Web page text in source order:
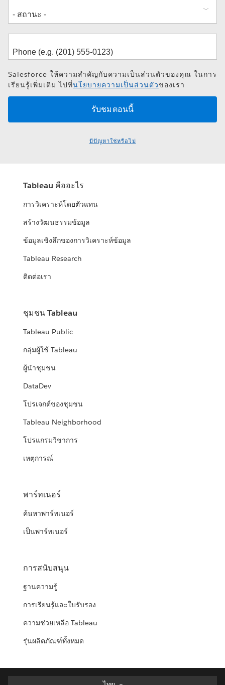
Salesforce ให้ความสำคัญกับความเป็นส่วนตัวของคุณ ในการ
เรียนรู้เพิ่มเติม ไปที่นโยบายความเป็นส่วนตัวของเรา
มีปัญหาใช่หรือไม่
Tableau คืออะไร
การวิเคราะห์โดยตัวแทน
สร้างวัฒนธรรมข้อมูล
ข้อมูลเชิงลึกของการวิเคราะห์ข้อมูล
Tableau Research
ติดต่อเรา
ชุมชน Tableau
Tableau Public
กลุ่มผู้ใช้ Tableau
ผู้นำชุมชน
DataDev
โปรเจกต์ของชุมชน
Tableau Neighborhood
โปรแกรมวิชาการ
เหตุการณ์
พาร์ทเนอร์
ค้นหาพาร์ทเนอร์
เป็นพาร์ทเนอร์
การสนับสนุน
ฐานความรู้
การเรียนรู้และใบรับรอง
ความช่วยเหลือ Tableau
รุ่นผลิตภัณฑ์ทั้งหมด